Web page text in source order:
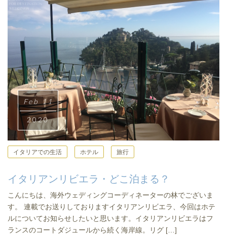
Feb 11
2020
イタリアでの生活 ホテル 旅行
イタリアンリビエラ・どこ泊まる？
こんにちは、海外ウェディングコーディネーターの林でございま
す。 連載でお送りしておりますイタリアンリビエラ、今回はホテ
ルについてお知らせしたいと思います。イタリアンリビエラはフ
ランスのコートダジュールから続く海岸線。リグ […]